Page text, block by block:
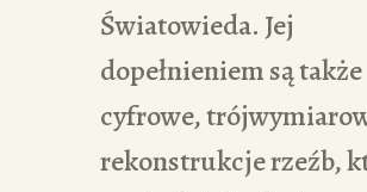
Światowieda. Jej
dopełnieniem są także
cyfrowe,
rekonstrukcje rzeźb,